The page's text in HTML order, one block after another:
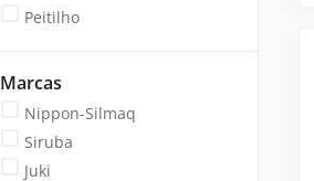
Peitilho
Marcas
Nippon-Silmaq
Siruba
Juki